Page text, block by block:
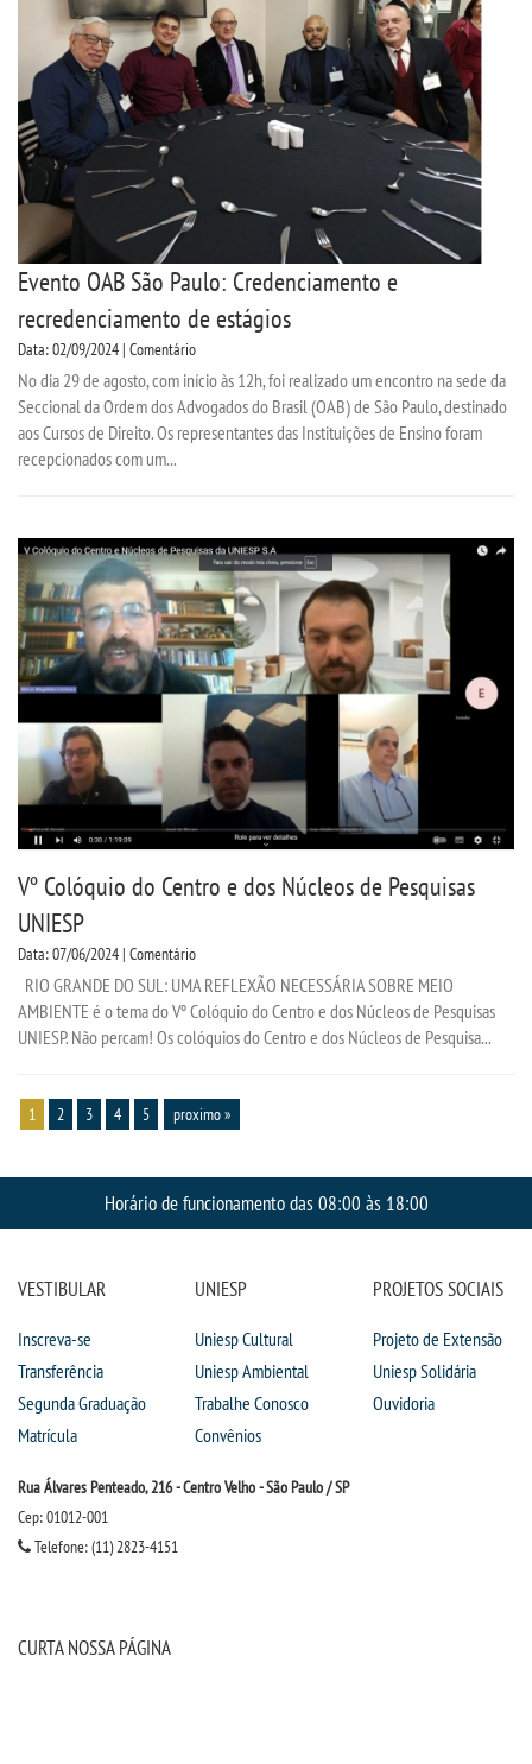
Evento OAB São Paulo: Credenciamento e
recredenciamento de estágios
Data: 02/09/2024 | Comentário
No dia 29 de agosto, com início às 12h, foi realizado um encontro na sede da
Seccional da Ordem dos Advogados do Brasil (OAB) de São Paulo, destinado
aos Cursos de Direito. Os representantes das Instituições de Ensino foram
recepcionados com um...
Vº Colóquio do Centro e dos Núcleos de Pesquisas
UNIESP
Data: 07/06/2024 | Comentário
RIO GRANDE DO SUL: UMA REFLEXÃO NECESSÁRIA SOBRE MEIO
AMBIENTE é o tema do Vº Colóquio do Centro e dos Núcleos de Pesquisas
UNIESP. Não percam! Os colóquios do Centro e dos Núcleos de Pesquisa...
1 2 3 4 5 proximo »
Horário de funcionamento das 08:00 às 18:00
VESTIBULAR
Inscreva-se
Transferência
Segunda Graduação
Matrícula
UNIESP
Uniesp Cultural
Uniesp Ambiental
Trabalhe Conosco
Convênios
PROJETOS SOCIAIS
Projeto de Extensão
Uniesp Solidária
Ouvidoria
Rua Álvares Penteado, 216 - Centro Velho - São Paulo / SP
Cep: 01012-001
Telefone: (11) 2823-4151
CURTA NOSSA PÁGINA